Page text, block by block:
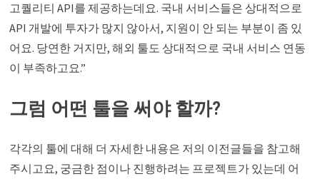
고퀄리티 API를 제공하는데요. 국내 서비스들은 상대적으로
API 개발에 투자가 많지 않아서, 지원이 안 되는 부분이 좀 있
어요. 당연한 거지만, 해외 툴도 상대적으로 국내 서비스 연동
이 부족하고요.”
그럼 어떤 툴을 써야 할까?
각각의 툴에 대해 더 자세한 내용은 저의 이전글들을 참고해
주시고요, 궁금한 점이나 진행하려는 프로젝트가 있는데 어